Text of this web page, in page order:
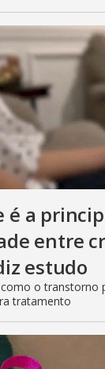
é a
entre
estudo
o transtorno
tratamento